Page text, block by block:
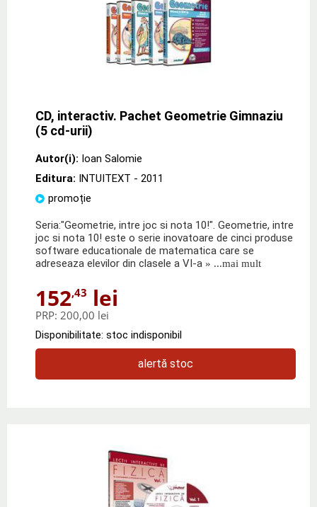
CD, interactiv. Pachet Geometrie Gimnaziu
(5 cd-urii)
Autor(i): Ioan Salomie
Editura: INTUITEXT - 2011
promoție
Seria:"Geometrie, intre joc si nota 10!". Geometrie, intre
joc si nota 10! este o serie inovatoare de cinci produse
software educationale de matematica care se
adreseaza elevilor din clasele a VI-a » ...mai mult
152,43 lei
PRP: 200,00 lei
Disponibilitate: stoc indisponibil
alertă stoc